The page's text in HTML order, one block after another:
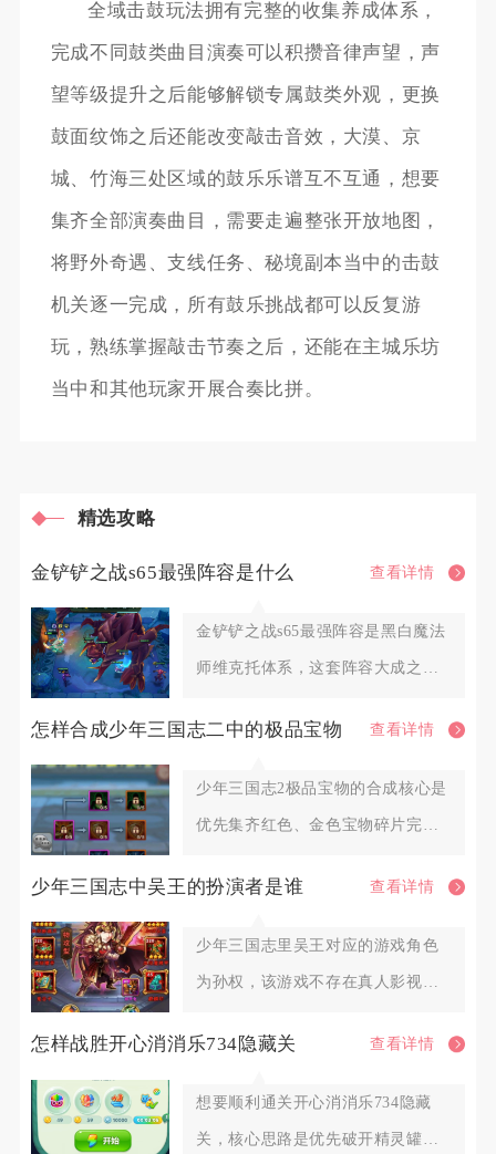
全域击鼓玩法拥有完整的收集养成体系，
完成不同鼓类曲目演奏可以积攒音律声望，声
望等级提升之后能够解锁专属鼓类外观，更换
鼓面纹饰之后还能改变敲击音效，大漠、京
城、竹海三处区域的鼓乐乐谱互不互通，想要
集齐全部演奏曲目，需要走遍整张开放地图，
将野外奇遇、支线任务、秘境副本当中的击鼓
机关逐一完成，所有鼓乐挑战都可以反复游
玩，熟练掌握敲击节奏之后，还能在主城乐坊
当中和其他玩家开展合奏比拼。
精选攻略
金铲铲之战s65最强阵容是什么 查看详情
金铲铲之战s65最强阵容是黑白魔法
师维克托体系，这套阵容大成之后
怎样合成少年三国志二中的极品宝物 查看详情
少年三国志2极品宝物的合成核心是
优先集齐红色、金色宝物碎片完成
少年三国志中吴王的扮演者是谁 查看详情
少年三国志里吴王对应的游戏角色
为孙权，该游戏不存在真人影视扮
怎样战胜开心消消乐734隐藏关 查看详情
想要顺利通关开心消消乐734隐藏
关，核心思路是优先破开精灵罐激